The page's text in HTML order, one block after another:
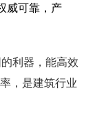
威可靠，产
利器，能高效
，是建筑行业